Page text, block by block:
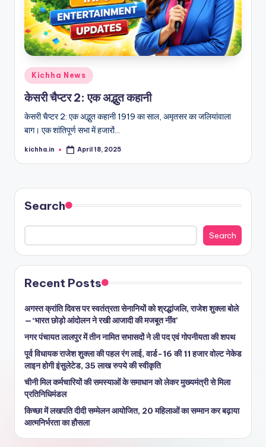
Kichha News
केसरी चैप्टर 2: एक अद्भुत कहानी
केसरी चैप्टर 2: एक अद्भुत कहानी 1919 का साल, अमृतसर का जलियांवाला
बाग। एक शांतिपूर्ण सभा में हजारों…
kichha.in April 18, 2025
Search
Search
Recent Posts
अगस्त क्रांति दिवस पर स्वतंत्रता सेनानियों को श्रद्धांजलि, राजेश शुक्ला बोले
—‘भारत छोड़ो आंदोलन ने रखी आजादी की मजबूत नींव’
नगर पंचायत लालपुर में तीन नामित सभासदों ने ली पद एवं गोपनीयता की शपथ
पूर्व विधायक राजेश शुक्ला की पहल रंग लाई, वार्ड-16 की 11 हजार वोल्ट नेकेड
लाइन होगी इंसुलेटेड, 35 लाख रुपये की स्वीकृति
चीनी मिल कर्मचारियों की समस्याओं के समाधान को लेकर मुख्यमंत्री से मिला
प्रतिनिधिमंडल
किच्छा में लखपति दीदी सम्मेलन आयोजित, 20 महिलाओं का सम्मान कर बढ़ाया
आत्मनिर्भरता का हौसला